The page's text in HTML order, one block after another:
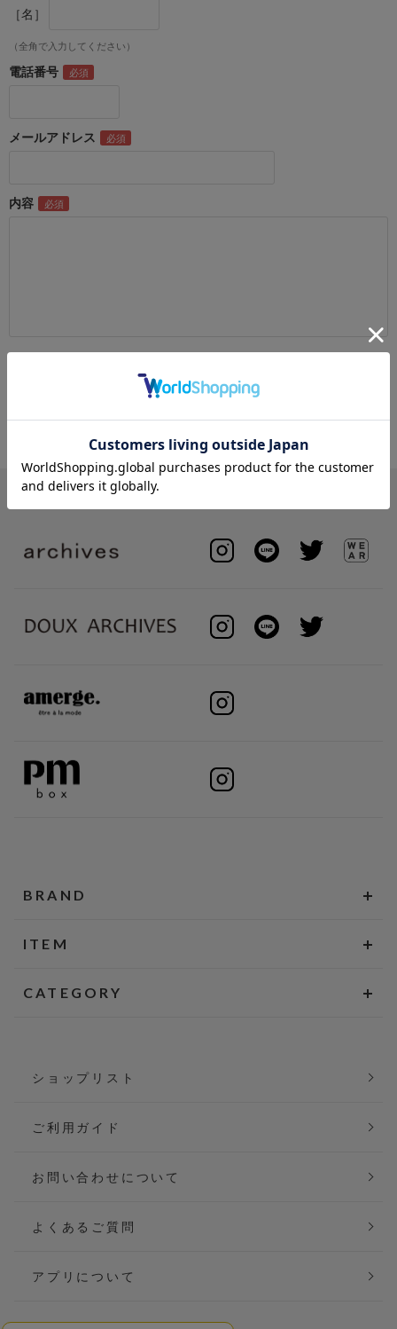
［名］
（全角で入力してください）
電話番号
メールアドレス
内容
BRAND
ITEM
CATEGORY
ショップリスト
ご利用ガイド
お問い合わせについて
よくあるご質問
アプリについて